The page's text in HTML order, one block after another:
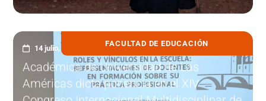
FACULTAD DE EDUCACIÓN
14 julio, 2026
Académica de Universidad de Las
Américas dicta ponencia en el XIV